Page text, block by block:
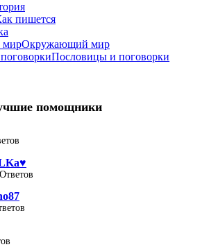
пишется
Окружающий мир
Пословицы и поговорки
помощники